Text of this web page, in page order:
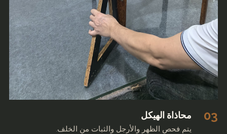
03 محاذاة الهيكل
يتم فحص الظهر والأرجل والثبات من الخلف.